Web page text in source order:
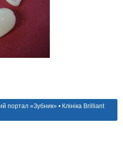
портал «Зубник» • Клініка Brilliant